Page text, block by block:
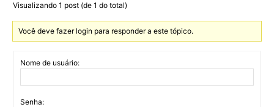
Visualizando 1 post (de 1 do total)
Você deve fazer login para responder a este tópico.
Nome de usuário:
Senha: